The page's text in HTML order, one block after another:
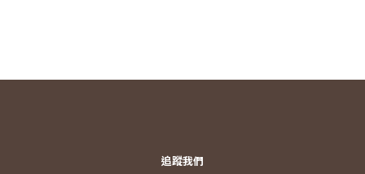
追蹤我們